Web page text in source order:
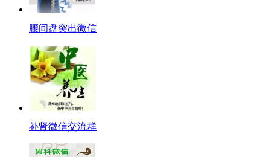
腰间盘突出微信
补肾微信交流群